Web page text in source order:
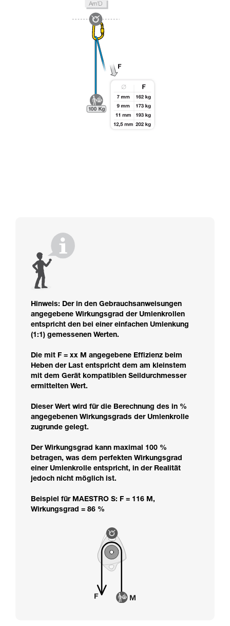
Hinweis: Der in den Gebrauchsanweisungen
angegebene Wirkungsgrad der Umlenkrollen
entspricht den bei einer einfachen Umlenkung
(1:1) gemessenen Werten.
Die mit F = xx M angegebene Effizienz beim
Heben der Last entspricht dem am kleinstem
mit dem Gerät kompatiblen Seildurchmesser
ermittelten Wert.
Dieser Wert wird für die Berechnung des in %
angegebenen Wirkungsgrads der Umlenkrolle
zugrunde gelegt.
Der Wirkungsgrad kann maximal 100 %
betragen, was dem perfekten Wirkungsgrad
einer Umlenkrolle entspricht, in der Realität
jedoch nicht möglich ist.
Beispiel für MAESTRO S: F = 116 M,
Wirkungsgrad = 86 %